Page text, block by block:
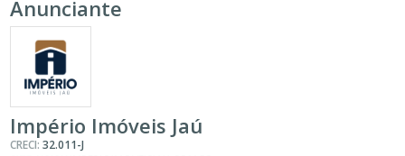
Anunciante
Império Imóveis Jaú
CRECI:32.011-J